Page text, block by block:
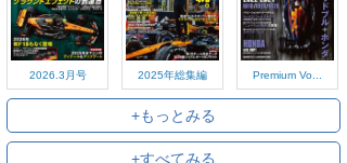
2026.3月号 2025年総集編 Premium Vo...
+もっとみる
+すべてみる